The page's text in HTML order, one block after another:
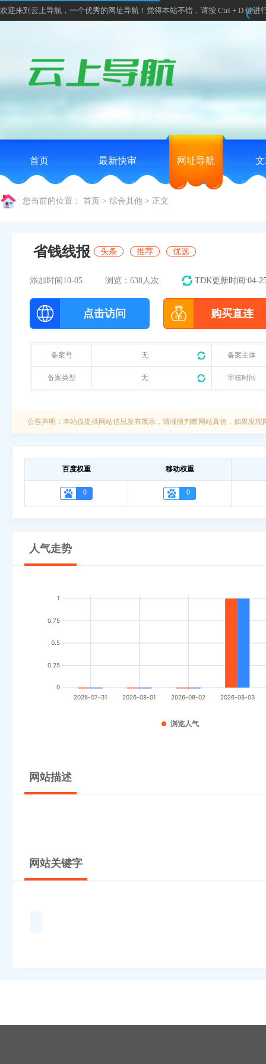
欢迎来到云上导航，一个优秀的网址导航！觉得本站不错，请按 Ctrl + D 键进
首页 最新快审 网址导航
您当前的位置： 首页 > 综合其他 > 正文
省钱线报 头条 推荐 优选
添加时间 10-05 浏览：638人次 TDK更新时间:04-
点击访问 购买直连
备案号 无 备案主体
备案类型 无 审核时间
公告声明：本站仅提供网站信息发布展示，请谨慎判断网站真伪，如果发现
百度权重 移动权重
0 0
人气走势
0
0.25
0.5
0.75
1
2026-07-31 2026-08-01 2026-08-02 2026-08-03
浏览人气
网站描述
网站关键字